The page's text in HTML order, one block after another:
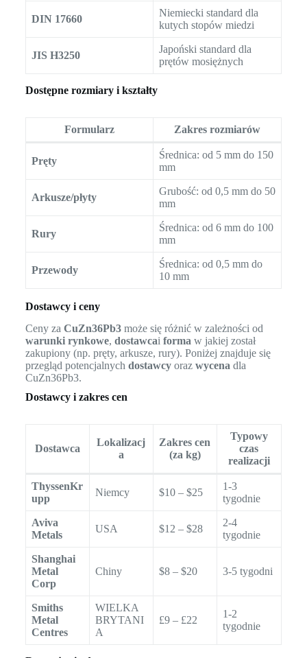
DIN 17660
Niemiecki standard dla
kutych stopów miedzi
JIS H3250
Japoński standard dla
prętów mosiężnych
Dostępne rozmiary i kształty
Formularz Zakres rozmiarów
Pręty
Średnica: od 5 mm do 150
mm
Arkusze/płyty
Grubość: od 0,5 mm do 50
mm
Rury
Średnica: od 6 mm do 100
mm
Przewody
Średnica: od 0,5 mm do
10 mm
Dostawcy i ceny
Ceny za CuZn36Pb3może się różnić w zależności od
warunki rynkowe, dostawcai formaw jakiej został
zakupiony (np. pręty, arkusze, rury). Poniżej znajduje się
przegląd potencjalnych dostawcyoraz wycenadla
CuZn36Pb3.
Dostawcy i zakres cen
Dostawca
Lokalizacj
a
Zakres cen
(za kg)
Typowy
czas
realizacji
ThyssenKr
upp
Niemcy $10 – $25
1-3
tygodnie
Aviva
Metals
USA $12 – $28
2-4
tygodnie
Shanghai
Metal
Corp
Chiny $8 – $20 3-5 tygodni
Smiths
Metal
Centres
WIELKA
BRYTANI
A
£9 – £22
1-2
tygodnie